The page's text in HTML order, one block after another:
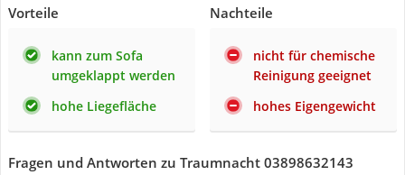
Vorteile
kann zum Sofa
umgeklappt werden
hohe Liegefläche
Nachteile
nicht für chemische
Reinigung geeignet
hohes Eigengewicht
Fragen und Antworten zu Traumnacht 03898632143